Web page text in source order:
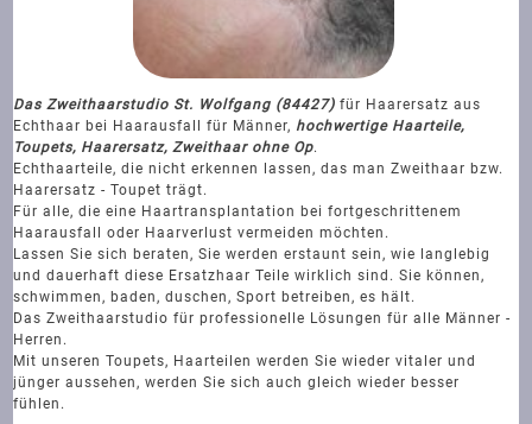
Das Zweithaarstudio St. Wolfgang (84427) für Haarersatz aus
Echthaar bei Haarausfall für Männer, hochwertige Haarteile,
Toupets, Haarersatz, Zweithaar ohne Op.
Echthaarteile, die nicht erkennen lassen, das man Zweithaar bzw.
Haarersatz - Toupet trägt.
Für alle, die eine Haartransplantation bei fortgeschrittenem
Haarausfall oder Haarverlust vermeiden möchten.
Lassen Sie sich beraten, Sie werden erstaunt sein, wie langlebig
und dauerhaft diese Ersatzhaar Teile wirklich sind. Sie können,
schwimmen, baden, duschen, Sport betreiben, es hält.
Das Zweithaarstudio für professionelle Lösungen für alle Männer -
Herren.
Mit unseren Toupets, Haarteilen werden Sie wieder vitaler und
jünger aussehen, werden Sie sich auch gleich wieder besser
fühlen.